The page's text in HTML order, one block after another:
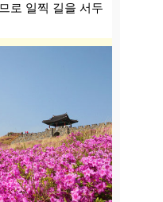
로 일찍 길을 서두